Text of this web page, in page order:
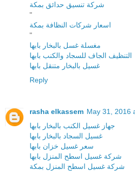
شركة تنسيق حدائق بمكة
"
اسعار شركات النظافة بمكة
"
مغسلة غسل بالبخار بابها
التنظيف الجاف للسجاد والكنب بابها
غسيل بالبخار متنقل بابها
Reply
rasha elkassem May 31, 2016
جهاز غسيل الكنب بالبخار بابها
غسيل السجاد بالبخار بابها
سعر غسيل خزان بابها
شركة غسيل اسطح المنزل بابها
شركة غسيل اسطح المنزل بمكة